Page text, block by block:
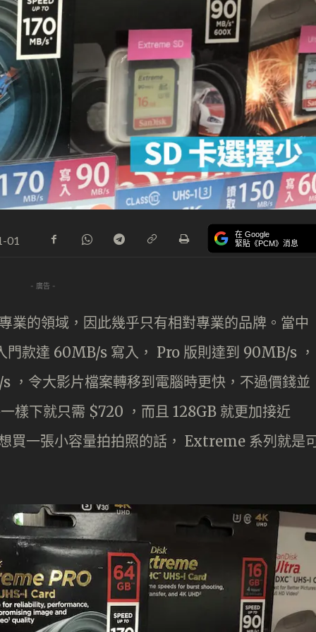
01 在 Google
緊貼《PCM》消息
- 廣告 -
業的領域，因此幾乎只有相對專業的品牌。當中
款達 60MB/s 寫入， Pro 版則達到 90MB/s ，
，令大影片檔案轉移到電腦時更快，不過價錢並
樣下就只需 $720 ，而且 128GB 就更加接近
買一張小容量拍拍照的話， Extreme 系列就是